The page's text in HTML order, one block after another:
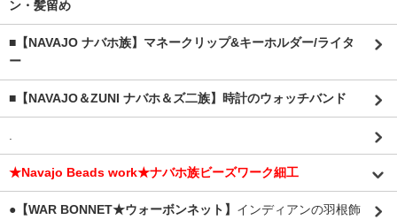
ン・髪留め
■【NAVAJO ナバホ族】マネークリップ&キーホルダー/ライタ
ー
■【NAVAJO＆ZUNI ナバホ＆ズ二族】時計のウォッチバンド
★Navajo Beads work★ナバホ族ビーズワーク細工
●【WAR BONNET★ウォーボンネット】 インディアンの羽根飾